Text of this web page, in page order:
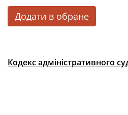
Додати в обране
Кодекс адміністративного